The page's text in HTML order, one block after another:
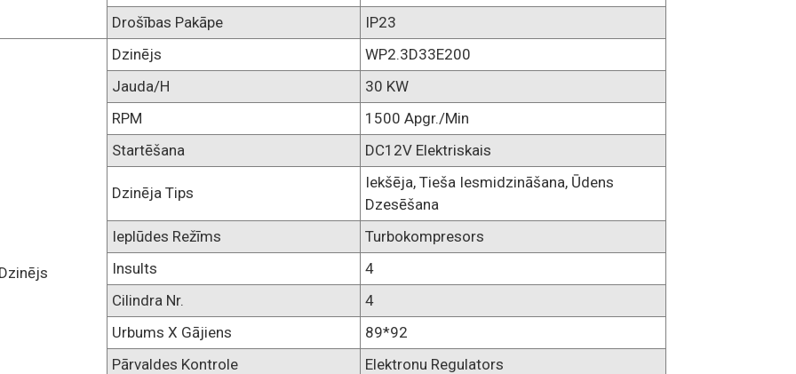
Drošības Pakāpe
IP23
Dzinējs
Dzinējs
WP2.3D33E200
Jauda/h
30 KW
RPM
1500 Apgr./min
Startēšana
DC12V Elektriskais
Dzinēja Tips
Iekšēja, Tieša Iesmidzināšana, Ūdens
Dzesēšana
Ieplūdes Režīms
Turbokompresors
Insults
4
Cilindra Nr.
4
Urbums X Gājiens
89*92
Pārvaldes Kontrole
Elektronu Regulators